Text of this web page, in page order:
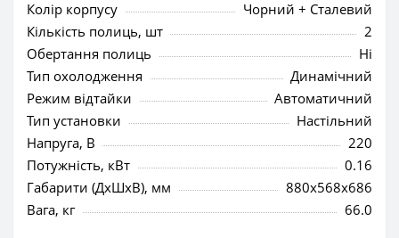
Колір корпусу
Чорний + Сталевий
Кількість полиць, шт
2
Обертання полиць
Ні
Тип охолодження
Динамічний
Режим відтайки
Автоматичний
Тип установки
Настільний
Напруга, В
220
Потужність, кВт
0.16
Габарити (ДхШхВ), мм
880x568x686
Вага, кг
66.0